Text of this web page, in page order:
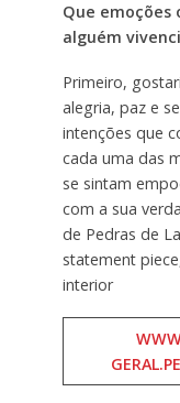
Que emoções
alguém
Primeiro,
alegria, paz e
intenções que
cada uma das
se sintam
com a sua
de Pedras de
statement
interior